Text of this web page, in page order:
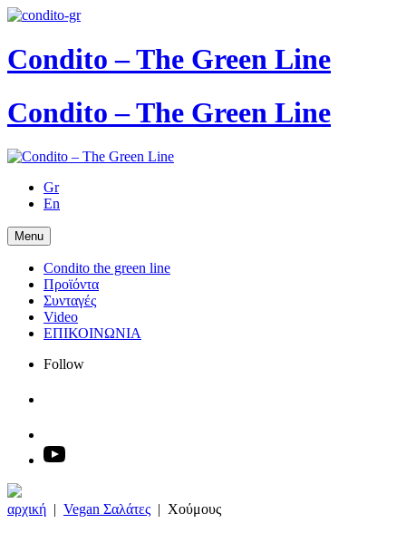
Condito – The Green Line
Condito – The Green Line
Gr
En
Menu
Condito the green line
Προϊόντα
Συνταγές
Video
ΕΠΙΚΟΙΝΩΝΙΑ
Follow
αρχική | Vegan Σαλάτες | Χούμους